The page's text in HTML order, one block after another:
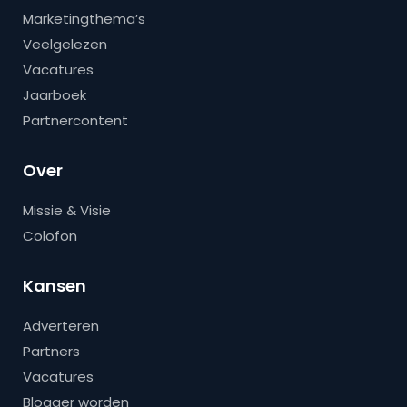
Marketingthema’s
Veelgelezen
Vacatures
Jaarboek
Partnercontent
Over
Missie & Visie
Colofon
Kansen
Adverteren
Partners
Vacatures
Blogger worden